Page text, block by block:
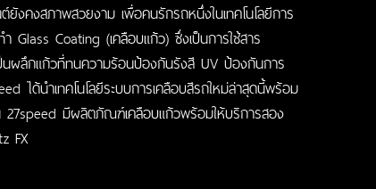
งคงสภาพสวยงาม เพื่อคนรักรถหนึ่งในเทคโนโลยีการ
Glass Coating (เคลือบแก้ว) ซึ่งเป็นการใช้สาร
นผลึกแก้วที่ทนความร้อนป้องกันรังสี UV ป้องกันการ
ได้นำเทคโนโลยีระบบการเคลือบสีรถใหม่ล่าสุดนี้พร้อม
27speed มีผลิตภัณฑ์เคลือบแก้วพร้อมให้บริการสอง
FX